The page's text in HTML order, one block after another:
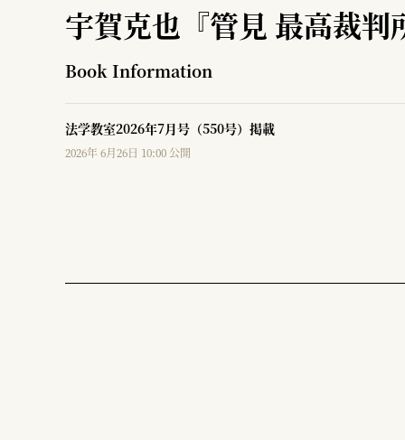
宇賀克也『管見 最高裁判
Book Information
法学教室2026年7月号（550号）掲載
2026年 6月26日 10:00 公開